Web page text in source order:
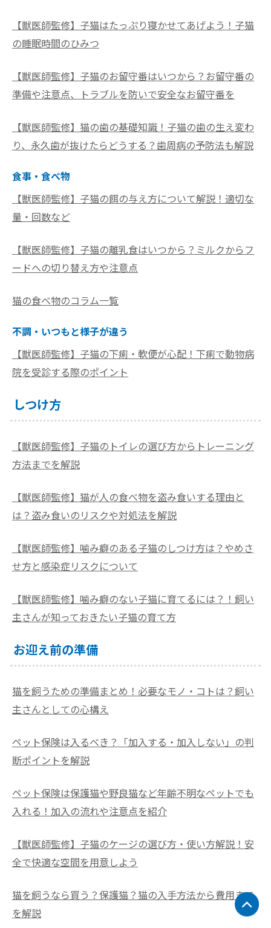
【獣医師監修】子猫はたっぷり寝かせてあげよう！子猫
の睡眠時間のひみつ
【獣医師監修】子猫のお留守番はいつから？お留守番の
準備や注意点、トラブルを防いで安全なお留守番を
【獣医師監修】猫の歯の基礎知識！子猫の歯の生え変わ
り、永久歯が抜けたらどうする？歯周病の予防法も解説
食事・食べ物
【獣医師監修】子猫の餌の与え方について解説！適切な
量・回数など
【獣医師監修】子猫の離乳食はいつから？ミルクからフ
ードへの切り替え方や注意点
猫の食べ物のコラム一覧
不調・いつもと様子が違う
【獣医師監修】子猫の下痢・軟便が心配！下痢で動物病
院を受診する際のポイント
しつけ方
【獣医師監修】子猫のトイレの選び方からトレーニング
方法までを解説
【獣医師監修】猫が人の食べ物を盗み食いする理由と
は？盗み食いのリスクや対処法を解説
【獣医師監修】噛み癖のある子猫のしつけ方は？やめさ
せ方と感染症リスクについて
【獣医師監修】噛み癖のない子猫に育てるには？！飼い
主さんが知っておきたい子猫の育て方
お迎え前の準備
猫を飼うための準備まとめ！必要なモノ・コトは？飼い
主さんとしての心構え
ペット保険は入るべき？「加入する・加入しない」の判
断ポイントを解説
ペット保険は保護猫や野良猫など年齢不明なペットでも
入れる！加入の流れや注意点を紹介
【獣医師監修】子猫のケージの選び方・使い方解説！安
全で快適な空間を用意しよう
猫を飼うなら買う？保護猫？猫の入手方法から費用まで
を解説